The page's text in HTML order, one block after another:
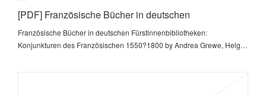
[PDF] Französische Bücher in deutschen
Französische Bücher in deutschen Fürstinnenbibliotheken:
Konjunkturen des Französischen 1550?1800 by Andrea Grewe, Helg…